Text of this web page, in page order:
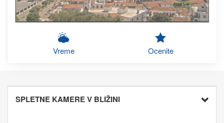
Vreme Ocenite
SPLETNE KAMERE V BLIŽINI